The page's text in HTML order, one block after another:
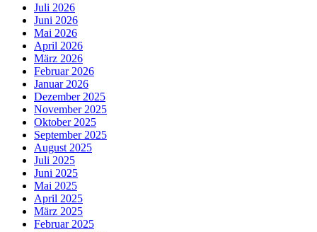
Juli 2026
Juni 2026
Mai 2026
April 2026
März 2026
Februar 2026
Januar 2026
Dezember 2025
November 2025
Oktober 2025
September 2025
August 2025
Juli 2025
Juni 2025
Mai 2025
April 2025
März 2025
Februar 2025